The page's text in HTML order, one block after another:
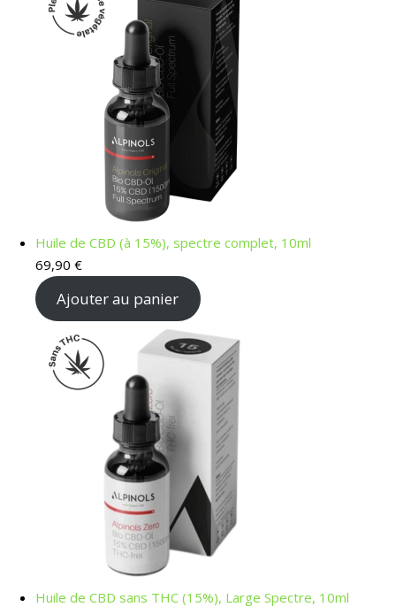
Huile de CBD (à 15%), spectre complet, 10ml
69,90 €
Ajouter au panier
Huile de CBD sans THC (15%), Large Spectre, 10ml